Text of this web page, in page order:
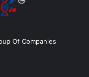
Of Companies